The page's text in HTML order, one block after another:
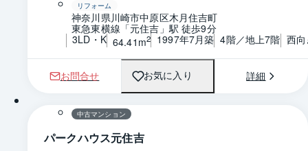
リフォーム
神奈川県川崎市中原区木月住吉町
東急東横線「元住吉」駅 徒歩9分
3LD・K 64.41m2 1997年7月築 4階／地上7階 西
お問合せ お気に入り 詳細
1 / 0 間取り
中古マンション
パークハウス元住吉